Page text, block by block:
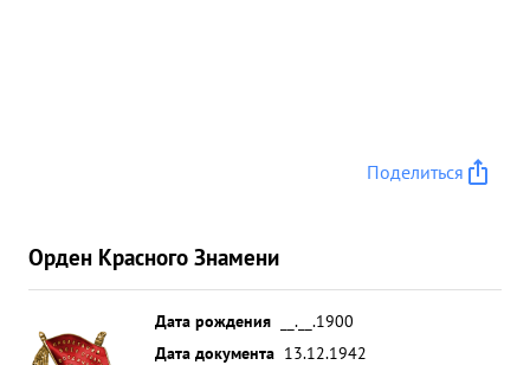
Поделиться
Орден Красного Знамени
Дата рождения
__.__.1900
Дата документа 13.12.1942